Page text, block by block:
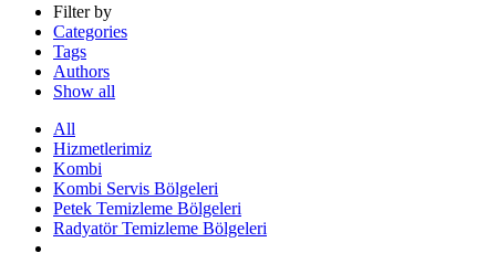
Filter by
Categories
Tags
Authors
Show all
All
Hizmetlerimiz
Kombi
Kombi Servis Bölgeleri
Petek Temizleme Bölgeleri
Radyatör Temizleme Bölgeleri